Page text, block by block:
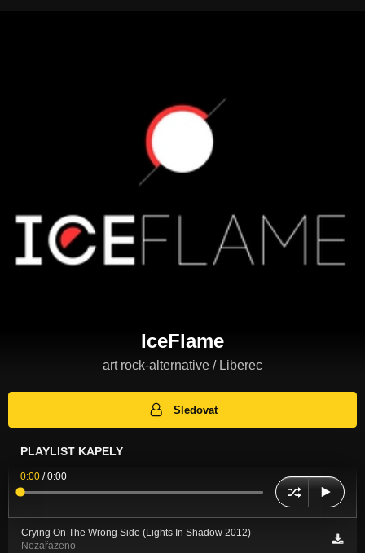
IceFlame
art rock-alternative / Liberec
Sledovat
PLAYLIST KAPELY
0:00 /0:00
Crying On The Wrong Side (Lights In Shadow 2012)
Nezařazeno